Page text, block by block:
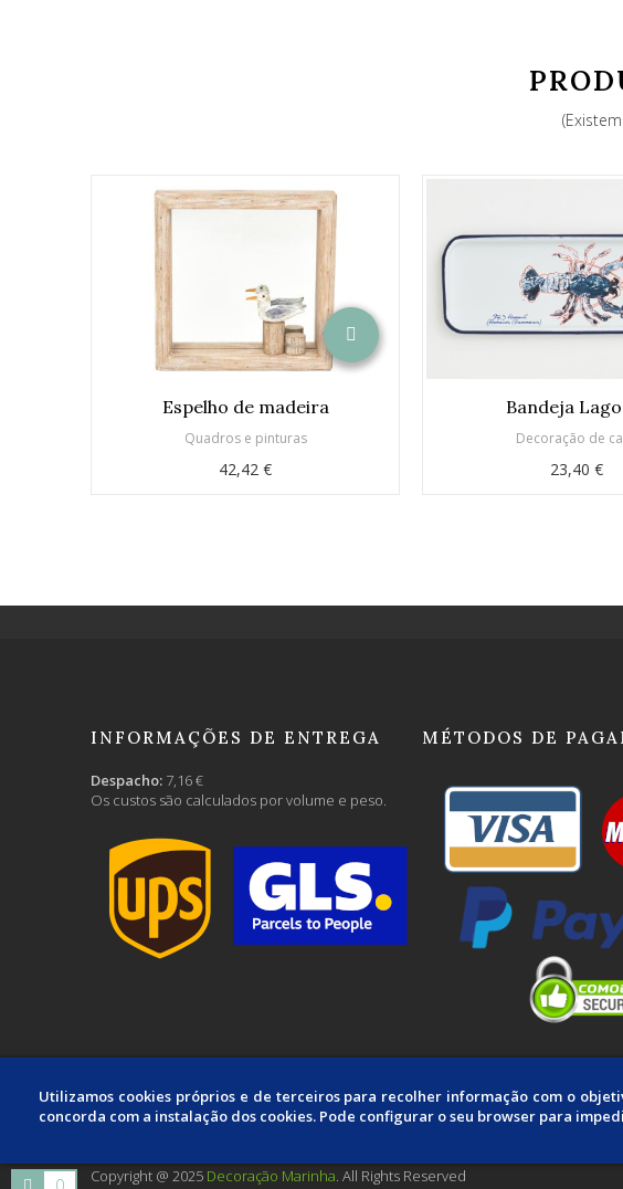
Utilizamos cookies próprios e de terceiros para recolher informação com o
concorda com a instalação dos cookies. Pode configurar o seu browser para
Espelho de madeira
Quadros e pinturas
42,42 €
Bandeja
Decoração de
23,40 €
INFORMAÇÕES DE ENTREGA
Despacho: 7,16 €
Os custos são calculados por volume e peso.
MÉTODOS DE
Copyright @ 2025 Decoração Marinha. All Rights Reserved